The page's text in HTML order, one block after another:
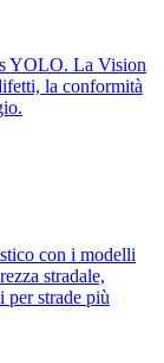
YOLO. La Vision
la conformità
con i modelli
stradale,
per strade più